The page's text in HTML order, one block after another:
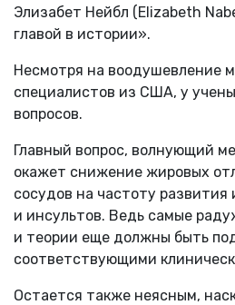
Элизабет Нейбл (Elizabeth
главой в истории».
Несмотря на воодушевление
специалистов из США, у
вопросов.
Главный вопрос, волнующий
окажет снижение жировых
сосудов на частоту развития
и инсультов. Ведь самые
и теории еще должны быть
соответствующими
Остается также неясным,